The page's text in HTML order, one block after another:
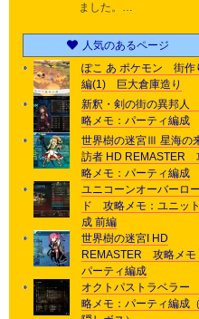
ました。…
人気のあるページ
ぽこ あ ポケモン 街作
編(1) 巨大倉庫造り
新釈・剣の街の異邦人
略メモ：パーティ編成
世界樹の迷宮Ⅲ 星海の
訪者 HD REMASTER
略メモ：パーティ編成
ユニコーンオーバーロー
ド 攻略メモ：ユニッ
成 前編
世界樹の迷宮I HD
REMASTER 攻略メモ
パーティ編成
オクトパストラベラー
略メモ：パーティ編成